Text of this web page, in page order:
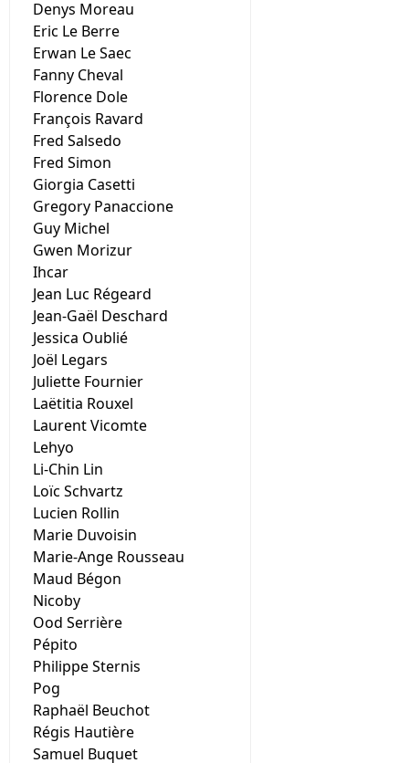
Denys Moreau
Eric Le Berre
Erwan Le Saec
Fanny Cheval
Florence Dole
François Ravard
Fred Salsedo
Fred Simon
Giorgia Casetti
Gregory Panaccione
Guy Michel
Gwen Morizur
Ihcar
Jean Luc Régeard
Jean-Gaël Deschard
Jessica Oublié
Joël Legars
Juliette Fournier
Laëtitia Rouxel
Laurent Vicomte
Lehyo
Li-Chin Lin
Loïc Schvartz
Lucien Rollin
Marie Duvoisin
Marie-Ange Rousseau
Maud Bégon
Nicoby
Ood Serrière
Pépito
Philippe Sternis
Pog
Raphaël Beuchot
Régis Hautière
Samuel Buquet